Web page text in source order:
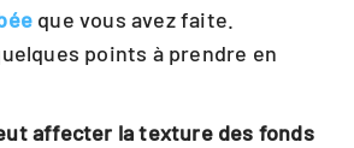
que vous avez faite.
points à prendre en
affecter la texture des fonds